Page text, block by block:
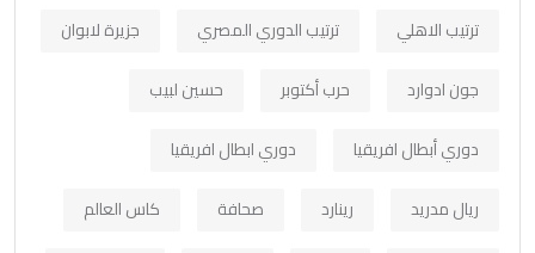
ترتيب الاهلي
ترتيب الدوري المصري
جزيرة لابوان
جون ادوارد
حرب أكتوبر
حسين لبيب
دوري أبطال افريقيا
دوري ابطال افريقيا
ريال مدريد
رينارد صحافة كاس العالم